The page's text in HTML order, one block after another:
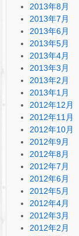
2013年8月
2013年7月
2013年6月
2013年5月
2013年4月
2013年3月
2013年2月
2013年1月
2012年12月
2012年11月
2012年10月
2012年9月
2012年8月
2012年7月
2012年6月
2012年5月
2012年4月
2012年3月
2012年2月